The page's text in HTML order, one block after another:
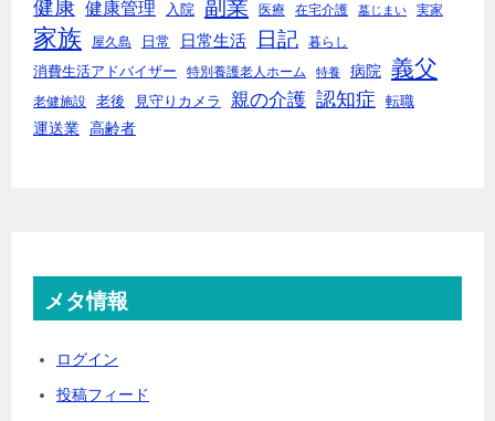
健康 健康管理 入院 副業 医療 在宅介護 墓じまい 実家
家族 屋久島 日常 日常生活 日記 暮らし
消費生活アドバイザー 特別養護老人ホーム 特養 病院 義父
老健施設 老後 見守りカメラ 親の介護 認知症 転職
運送業 高齢者
メタ情報
ログイン
投稿フィード